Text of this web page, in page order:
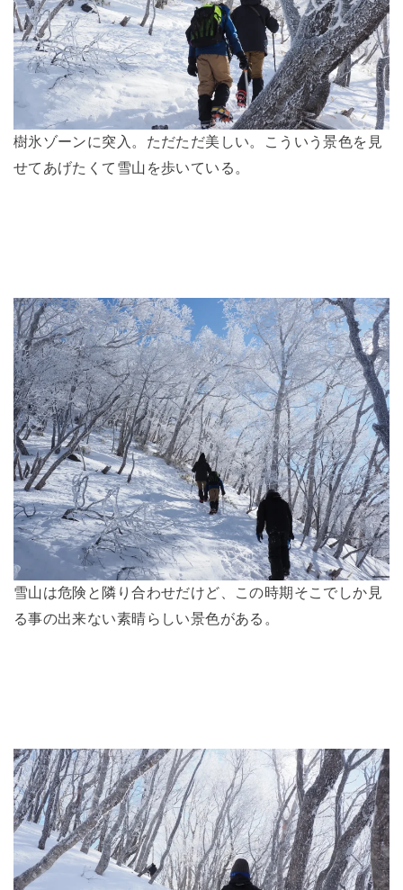
樹氷ゾーンに突入。ただただ美しい。こういう景色を見
せてあげたくて雪山を歩いている。
雪山は危険と隣り合わせだけど、この時期そこでしか見
る事の出来ない素晴らしい景色がある。